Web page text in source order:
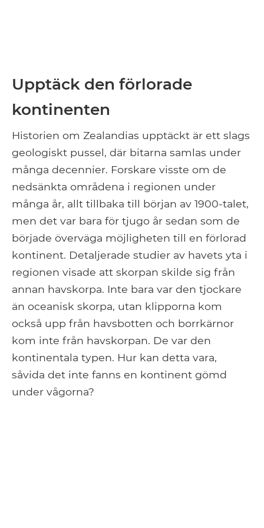
Upptäck den förlorade
kontinenten
Historien om Zealandias upptäckt är ett slags
geologiskt pussel, där bitarna samlas under
många decennier. Forskare visste om de
nedsänkta områdena i regionen under
många år, allt tillbaka till början av 1900-talet,
men det var bara för tjugo år sedan som de
började överväga möjligheten till en förlorad
kontinent. Detaljerade studier av havets yta i
regionen visade att skorpan skilde sig från
annan havskorpa. Inte bara var den tjockare
än oceanisk skorpa, utan klipporna kom
också upp från havsbotten och borrkärnor
kom inte från havskorpan. De var den
kontinentala typen. Hur kan detta vara,
såvida det inte fanns en kontinent gömd
under vågorna?